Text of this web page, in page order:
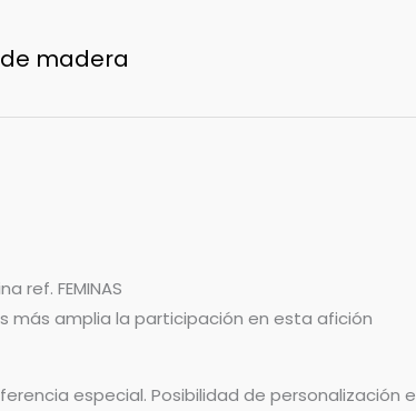
madera
ref. FEMINAS
más amplia la participación en esta afición
especial. Posibilidad de personalización e